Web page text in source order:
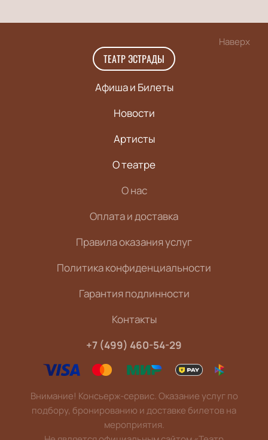
Наверх
ТЕАТР ЭСТРАДЫ
Афиша и Билеты
Новости
Артисты
О театре
О нас
Оплата и доставка
Правила оказания услуг
Политика конфиденциальности
Гарантия подлинности
Контакты
+7 (499) 460-54-29
Внимание! Консьерж-сервис. Оказание услуг по
подбору, бронированию и доставке билетов на
мероприятия.